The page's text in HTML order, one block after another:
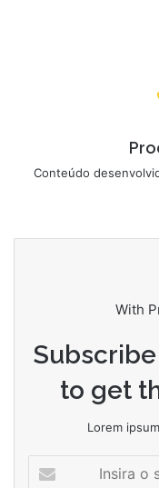
Conteúdo
With
to get
Lorem